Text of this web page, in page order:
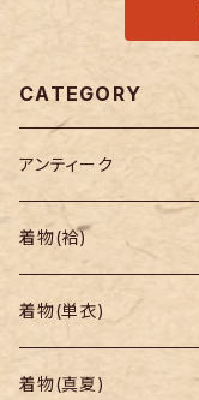
CATEGORY
アンティーク
着物
帯
羽織り・道行
着物(袷)
小紋
色無地・江戸小紋
着物(単衣)
着物(真夏)